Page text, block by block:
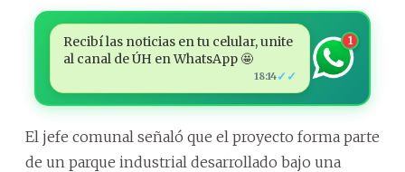
Recibí las noticias en tu celular, unite
al canal de ÚH en WhatsApp 🤩
18:14✓✓
1
El jefe comunal señaló que el proyecto forma parte
de un parque industrial desarrollado bajo una